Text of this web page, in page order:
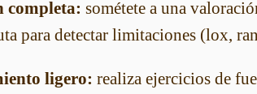
completa: sométete a una
para detectar limitaciones (lox,
ligero: realiza ejercicios de